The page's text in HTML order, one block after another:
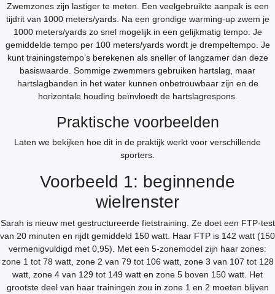
Zwemzones zijn lastiger te meten. Een veelgebruikte aanpak is een
tijdrit van 1000 meters/yards. Na een grondige warming-up zwem je
1000 meters/yards zo snel mogelijk in een gelijkmatig tempo. Je
gemiddelde tempo per 100 meters/yards wordt je drempeltempo. Je
kunt trainingstempo’s berekenen als sneller of langzamer dan deze
basiswaarde. Sommige zwemmers gebruiken hartslag, maar
hartslagbanden in het water kunnen onbetrouwbaar zijn en de
horizontale houding beïnvloedt de hartslagrespons.
Praktische voorbeelden
Laten we bekijken hoe dit in de praktijk werkt voor verschillende
sporters.
Voorbeeld 1: beginnende
wielrenster
Sarah is nieuw met gestructureerde fietstraining. Ze doet een FTP-test
van 20 minuten en rijdt gemiddeld 150 watt. Haar FTP is 142 watt (150
vermenigvuldigd met 0,95). Met een 5-zonemodel zijn haar zones:
zone 1 tot 78 watt, zone 2 van 79 tot 106 watt, zone 3 van 107 tot 128
watt, zone 4 van 129 tot 149 watt en zone 5 boven 150 watt. Het
grootste deel van haar trainingen zou in zone 1 en 2 moeten blijven